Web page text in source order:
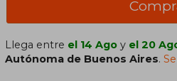
Llega entre el 14 Ago y el 20
Autónoma de Buenos Aires.